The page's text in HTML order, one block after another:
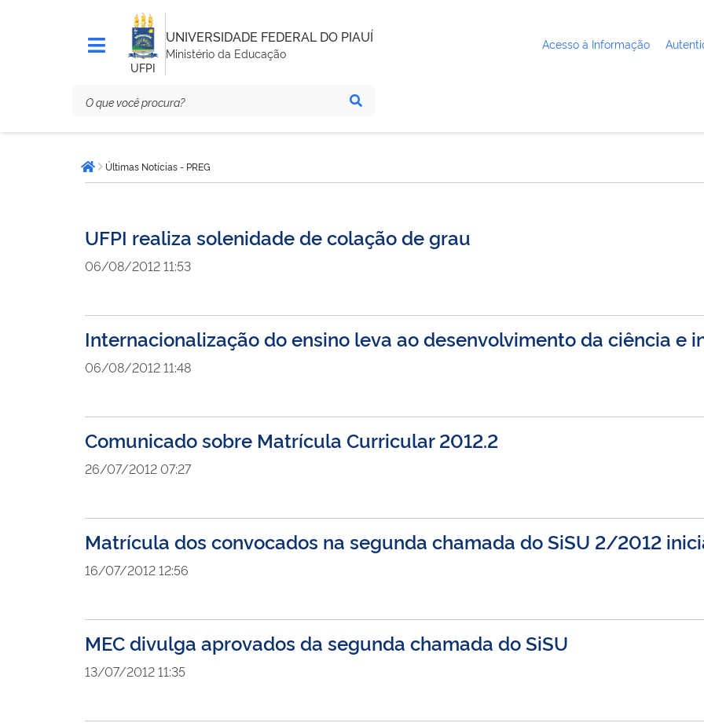
UFPI
UNIVERSIDADE FEDERAL DO PIAUÍ
Ministério da Educação
Acesso à Informação
está
aqui:Página inicial
Últimas Notícias - PREG
UFPI realiza solenidade de colação de grau
06/08/2012 11:53
Internacionalização do ensino leva ao desenvolvimento da ciência e
06/08/2012 11:48
Comunicado sobre Matrícula Curricular 2012.2
26/07/2012 07:27
Matrícula dos convocados na segunda chamada do SiSU 2/2012
16/07/2012 12:56
MEC divulga aprovados da segunda chamada do SiSU
13/07/2012 11:35